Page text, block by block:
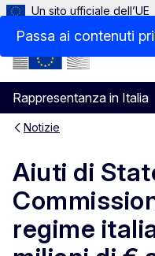
Passa ai contenuti
Un sito ufficiale dell’UE
Rappresentanza in Italia
Menu
Notizie
Aiuti di
regime